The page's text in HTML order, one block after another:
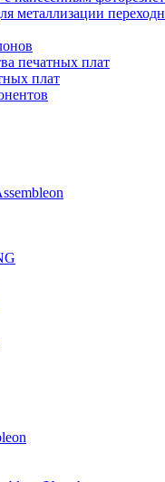
металлизации
печатных плат
плат